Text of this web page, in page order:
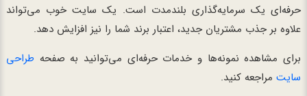
حرفه‌ای یک سرمایه‌گذاری بلندمدت است. یک سایت خوب می‌تواند
علاوه بر جذب مشتریان جدید، اعتبار برند شما را نیز افزایش دهد.
برای مشاهده نمونه‌ها و خدمات حرفه‌ای می‌توانید به صفحه طراحی
سایتمراجعه کنید.